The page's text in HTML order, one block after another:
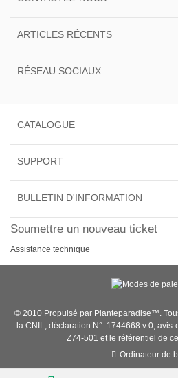
ARTICLES RÉCENTS
RÉSEAU SOCIAUX
CATALOGUE
SUPPORT
BULLETIN D'INFORMATION
Soumettre un nouveau ticket
Assistance technique
© 2010 Propulsé par Planteparadise™.
la CNIL, déclaration N°: 1744668 v 0,
Z74-501 et le référentiel de
Ordinateur de